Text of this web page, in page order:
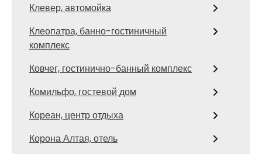
Клевер, автомойка
Клеопатра, банно-гостиничный
комплекс
Ковчег, гостинично-банный комплекс
Комильфо, гостевой дом
Кореан, центр отдыха
Корона Алтая, отель